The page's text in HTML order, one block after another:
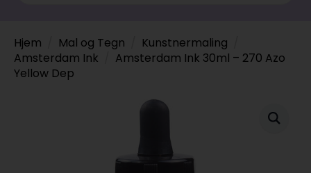
Hjem Mal og Tegn
Kunstnermaling
Amsterdam Ink
Amsterdam Ink 30ml – 270 Azo
Yellow Dep